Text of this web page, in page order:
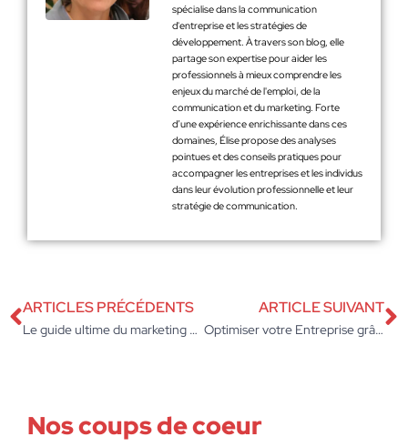
spécialise dans la communication
d'entreprise et les stratégies de
développement. À travers son blog, elle
partage son expertise pour aider les
professionnels à mieux comprendre les
enjeux du marché de l'emploi, de la
communication et du marketing. Forte
d’une expérience enrichissante dans ces
domaines, Élise propose des analyses
pointues et des conseils pratiques pour
accompagner les entreprises et les individus
dans leur évolution professionnelle et leur
stratégie de communication.
ARTICLES PRÉCÉDENTS
Le guide ultime du marketing par email pour les entreprises
ARTICLE SUIVANT
Optimiser votre Entreprise grâce aux Techniques de Data Marketing
Nos coups de coeur